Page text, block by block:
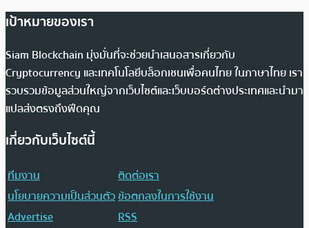
เป้าหมายของเรา
Siam Blockchain มุ่งมั่นที่จะช่วยนำเสนอสารเกี่ยวกับ
Cryptocurrency และเทคโนโลยีบล็อกเชนเพื่อคนไทย ในภาษาไทย เรา
รวบรวมข้อมูลส่วนใหญ่จากเว็บไซต์และเว็บบอร์ดต่างประเทศและนำมา
แปลส่งตรงถึงฟีดคุณ
เกี่ยวกับเว็บไซต์นี้
ทีมงาน
ติดต่อเรา
นโยบายความเป็นส่วนตัวข้อตกลงในการใช้งาน
Advertise
RSS